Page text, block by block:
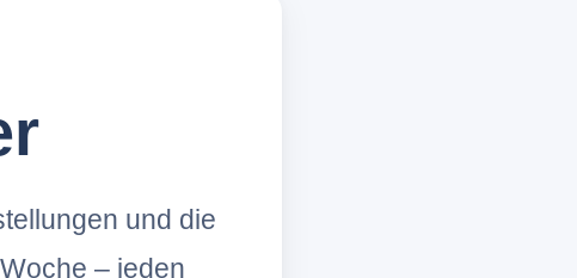
und die
– jeden